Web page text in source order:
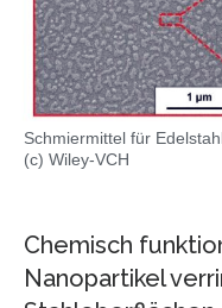
Schmiermittel für
(c) Wiley-VCH
Chemisch
Nanopartikel